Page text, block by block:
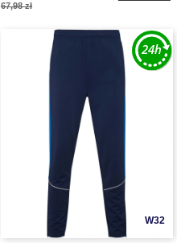
67,98 zł
W32